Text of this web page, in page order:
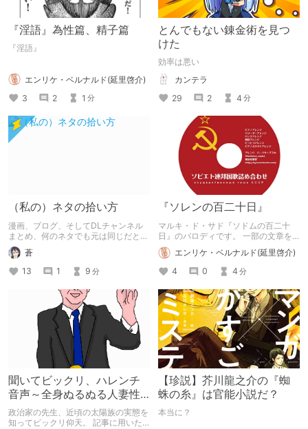
『淫語』為性篇、精子篇
『淫語』
エンリケ・ベルナルド(延里啓介)
3
2 1 分
とんでもない錬金術を見つ
けた
効率は悪い
カンテラ
29
2 4 分
（私の）ネタの拾い方
漫画、ブログ、そしてDLチャンネル
まとめ、何のネタでも元は同じだと私
は考えています。
蒼
13
1 9 分
『ソレンの百二十日』
マルキ・ド・サド『ソドムの百二十
日』のパロディです。 一部の文章を
河出文庫版と青土社版からパクってい
ます。エンリケ・ベルナルド(延里啓介)
4
0 4 分
聞いてビックリ、ハレンチ
音声～全身ぬるぬる人妻性
感オイルマッサージ～
政治家の先生、近頃の太陽族の実態を
知ってビックリ仰天。 記事に用いた
【珍説】芥川龍之介の『蜘
蛛の糸』は官能小説だ？
本当に？